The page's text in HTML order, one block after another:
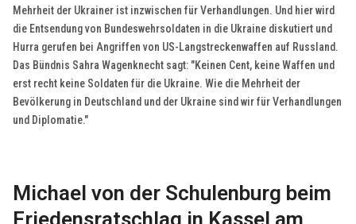
Mehrheit der Ukrainer ist inzwischen für Verhandlungen. Und hier wird
die Entsendung von Bundeswehrsoldaten in die Ukraine diskutiert und
Hurra gerufen bei Angriffen von US-Langstreckenwaffen auf Russland.
Das Bündnis Sahra Wagenknecht sagt: "Keinen Cent, keine Waffen und
erst recht keine Soldaten für die Ukraine. Wie die Mehrheit der
Bevölkerung in Deutschland und der Ukraine sind wir für Verhandlungen
und Diplomatie."
Michael von der Schulenburg beim